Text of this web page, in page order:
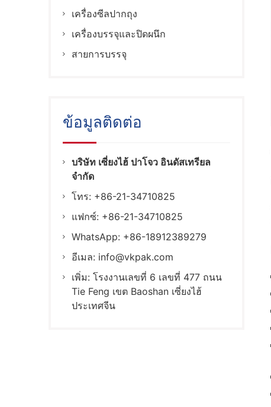
เครื่องซีลปากถุง
เครื่องบรรจุและปิดผนึก
สายการบรรจุ
ข้อมูลติดต่อ
บริษัท เซี่ยงไฮ้ ปาโจว อินดัสเทรียล
จำกัด
โทร: +86-21-34710825
แฟกซ์: +86-21-34710825
WhatsApp: +86-18912389279
อีเมล: info@vkpak.com
เพิ่ม: โรงงานเลขที่ 6 เลขที่ 477 ถนน
Tie Feng เขต Baoshan เซี่ยงไฮ้
ประเทศจีน